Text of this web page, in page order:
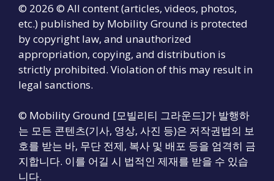
© 2026 © All content (articles, videos, photos,
etc.) published by Mobility Ground is protected
by copyright law, and unauthorized
appropriation, copying, and distribution is
strictly prohibited. Violation of this may result in
legal sanctions.
© Mobility Ground [모빌리티 그라운드]가 발행하
는 모든 콘텐츠(기사, 영상, 사진 등)은 저작권법의 보
호를 받는 바, 무단 전제, 복사 및 배포 등을 엄격히 금
지합니다. 이를 어길 시 법적인 제재를 받을 수 있습
니다.